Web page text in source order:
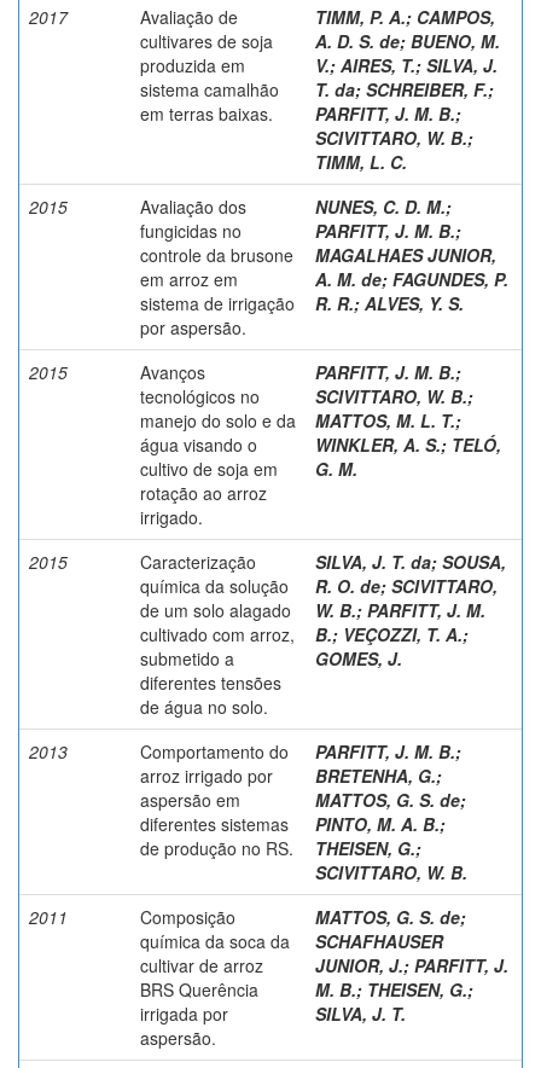
2017
Avaliação de
cultivares de soja
produzida em
sistema camalhão
em terras baixas.
TIMM, P. A.; CAMPOS,
A. D. S. de; BUENO, M.
V.; AIRES, T.; SILVA, J.
T. da; SCHREIBER, F.;
PARFITT, J. M. B.;
SCIVITTARO, W. B.;
TIMM, L. C.
2015
Avaliação dos
fungicidas no
controle da brusone
em arroz em
sistema de irrigação
por aspersão.
NUNES, C. D. M.;
PARFITT, J. M. B.;
MAGALHAES JUNIOR,
A. M. de; FAGUNDES, P.
R. R.; ALVES, Y. S.
2015
Avanços
tecnológicos no
manejo do solo e da
água visando o
cultivo de soja em
rotação ao arroz
irrigado.
PARFITT, J. M. B.;
SCIVITTARO, W. B.;
MATTOS, M. L. T.;
WINKLER, A. S.; TELÓ,
G. M.
2015
Caracterização
química da solução
de um solo alagado
cultivado com arroz,
submetido a
diferentes tensões
de água no solo.
SILVA, J. T. da; SOUSA,
R. O. de; SCIVITTARO,
W. B.; PARFITT, J. M.
B.; VEÇOZZI, T. A.;
GOMES, J.
2013
Comportamento do
arroz irrigado por
aspersão em
diferentes sistemas
de produção no RS.
PARFITT, J. M. B.;
BRETENHA, G.;
MATTOS, G. S. de;
PINTO, M. A. B.;
THEISEN, G.;
SCIVITTARO, W. B.
2011
Composição
química da soca da
cultivar de arroz
BRS Querência
irrigada por
aspersão.
MATTOS, G. S. de;
SCHAFHAUSER
JUNIOR, J.; PARFITT, J.
M. B.; THEISEN, G.;
SILVA, J. T.